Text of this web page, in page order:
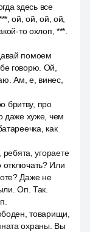
здесь все
ой, ой, ой, ой,
то охлоп, ***.
помоем
говорю. Ой,
Ам, е, винес,
бритву, про
даже хуже, чем
как
угораете
отключать? Или
Даже не
Оп. Так.
товарищи,
охраны. Вы